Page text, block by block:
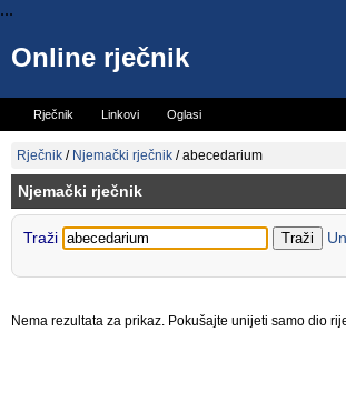
...
Online rječnik
Rječnik Linkovi Oglasi
Vicevi Mini rječnik
Rječnik / Njemački rječnik /abecedarium
Njemački rječnik
Traži
Nema rezultata za prikaz. Pokušajte unijeti samo dio